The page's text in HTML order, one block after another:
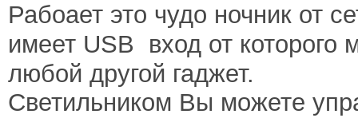
Рабоает это чудо ночник от
имеет USB
вход от
любой другой гаджет.
Светильником Вы можете